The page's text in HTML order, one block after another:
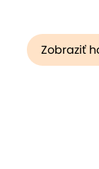
Zobraziť